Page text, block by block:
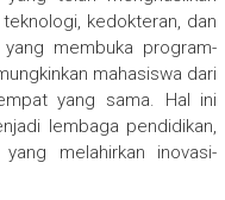
kedokteran, dan
membuka program-
mahasiswa dari
yang sama. Hal ini
lembaga pendidikan,
melahirkan inovasi-